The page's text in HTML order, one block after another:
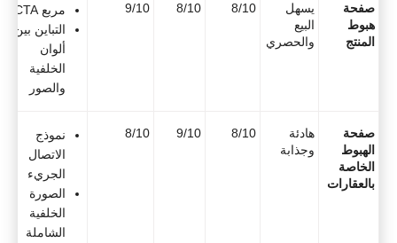
صفحة
هبوط
المنتج
يسهل
البيع
والحصري
8/10
8/10
9/10
مربع CTA
التباين بين
ألوان
الخلفية
والصور
صفحة
الهبوط
الخاصة
بالعقارات
هادئة
وجذابة
8/10
9/10
8/10
نموذج
الاتصال
الجريء
الصورة
الخلفية
الشاملة